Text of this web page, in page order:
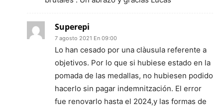
Superepi
7 agosto 2021 En 09:00
Lo han cesado por una clàusula referente a
objetivos. Por lo que si hubiese estado en la
pomada de las medallas, no hubiesen podido
hacerlo sin pagar indemnitzación. El error
fue renovarlo hasta el 2024,y las formas de